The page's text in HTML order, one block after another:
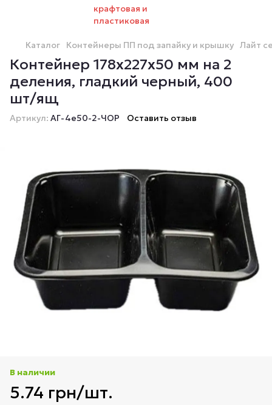
Каталог Контейнеры ПП под запайку и крышку Лайт
Контейнер 178х227х50 мм на 2
деления, гладкий черный, 400
шт/ящ
Артикул: АГ-4е50-2-ЧОР Оставить отзыв
В наличии
5.74 грн/шт.